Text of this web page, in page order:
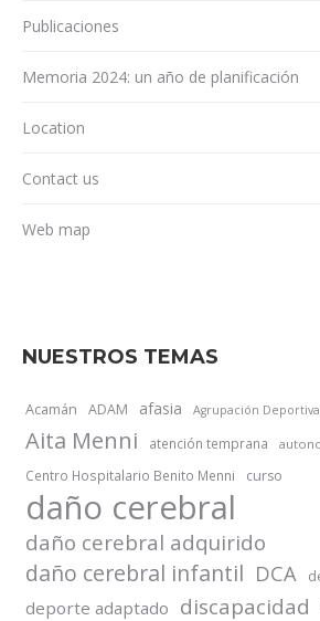
Publicaciones
Memoria 2024: un año de planificación
Location
Contact us
Web map
NUESTROS TEMAS
Acamán ADAM afasia Agrupación
Aita Menni atención temprana
Centro Hospitalario Benito Menni curso
daño cerebral
daño cerebral adquirido
daño cerebral infantil DCA
deporte adaptado discapacidad